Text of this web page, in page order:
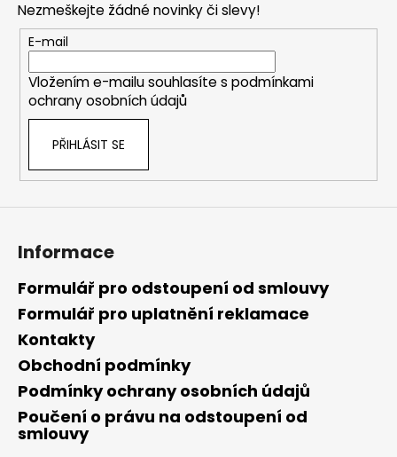
Nezmeškejte žádné novinky či slevy!
E-mail
Vložením e-mailu souhlasíte s podmínkami
ochrany osobních údajů
PŘIHLÁSIT SE
Informace
Formulář pro odstoupení od smlouvy
Formulář pro uplatnění reklamace
Kontakty
Obchodní podmínky
Podmínky ochrany osobních údajů
Poučení o právu na odstoupení od
smlouvy